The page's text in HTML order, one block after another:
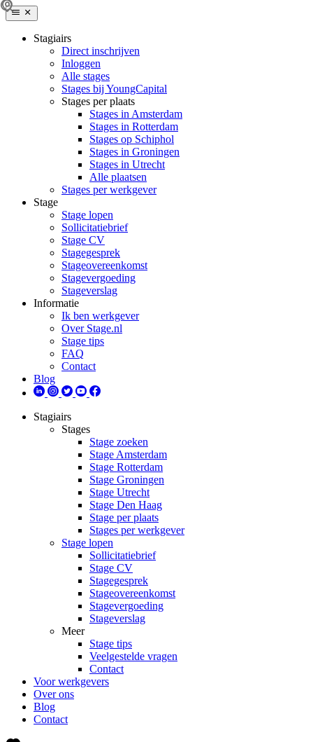
Stagiairs
Direct inschrijven
Inloggen
Alle stages
Stages bij YoungCapital
Stages per plaats
Stages in Amsterdam
Stages in Rotterdam
Stages op Schiphol
Stages in Groningen
Stages in Utrecht
Alle plaatsen
Stages per werkgever
Stage
Stage lopen
Sollicitatiebrief
Stage CV
Stagegesprek
Stageovereenkomst
Stagevergoeding
Stageverslag
Informatie
Ik ben werkgever
Over Stage.nl
Stage tips
FAQ
Contact
Blog
Stagiairs
Stages
Stage zoeken
Stage Amsterdam
Stage Rotterdam
Stage Groningen
Stage Utrecht
Stage Den Haag
Stage per plaats
Stages per werkgever
Stage lopen
Sollicitatiebrief
Stage CV
Stagegesprek
Stageovereenkomst
Stagevergoeding
Stageverslag
Meer
Stage tips
Veelgestelde vragen
Contact
Voor werkgevers
Over ons
Blog
Contact